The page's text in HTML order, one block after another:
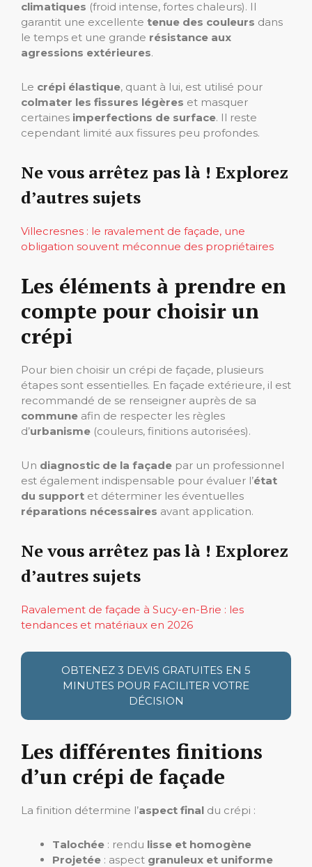
climatiques (froid intense, fortes chaleurs). Il
garantit une excellente tenue des couleurs dans
le temps et une grande résistance aux
agressions extérieures.
Le crépi élastique, quant à lui, est utilisé pour
colmater les fissures légères et masquer
certaines imperfections de surface. Il reste
cependant limité aux fissures peu profondes.
Ne vous arrêtez pas là ! Explorez
d’autres sujets
Villecresnes : le ravalement de façade, une
obligation souvent méconnue des propriétaires
Les éléments à prendre en
compte pour choisir un
crépi
Pour bien choisir un crépi de façade, plusieurs
étapes sont essentielles. En façade extérieure, il est
recommandé de se renseigner auprès de sa
commune afin de respecter les règles
d’urbanisme (couleurs, finitions autorisées).
Un diagnostic de la façade par un professionnel
est également indispensable pour évaluer l’état
du support et déterminer les éventuelles
réparations nécessaires avant application.
Ne vous arrêtez pas là ! Explorez
d’autres sujets
Ravalement de façade à Sucy-en-Brie : les
tendances et matériaux en 2026
OBTENEZ 3 DEVIS GRATUITES EN 5
MINUTES POUR FACILITER VOTRE
DÉCISION
Les différentes finitions
d’un crépi de façade
La finition détermine l’aspect final du crépi :
Talochée : rendu lisse et homogène
Projetée : aspect granuleux et uniforme